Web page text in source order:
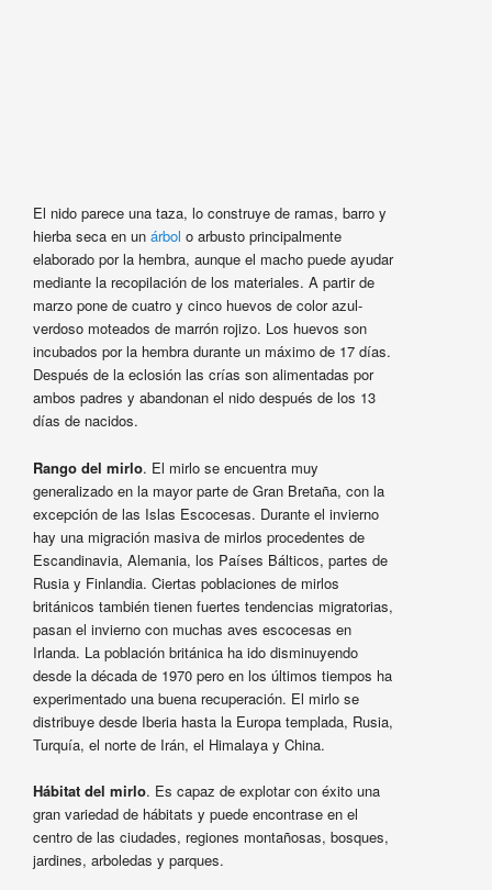
El nido parece una taza, lo construye de ramas, barro y
hierba seca en un árbol o arbusto principalmente
elaborado por la hembra, aunque el macho puede ayudar
mediante la recopilación de los materiales. A partir de
marzo pone de cuatro y cinco huevos de color azul-
verdoso moteados de marrón rojizo. Los huevos son
incubados por la hembra durante un máximo de 17 días.
Después de la eclosión las crías son alimentadas por
ambos padres y abandonan el nido después de los 13
días de nacidos.
Rango del mirlo. El mirlo se encuentra muy
generalizado en la mayor parte de Gran Bretaña, con la
excepción de las Islas Escocesas. Durante el invierno
hay una migración masiva de mirlos procedentes de
Escandinavia, Alemania, los Países Bálticos, partes de
Rusia y Finlandia. Ciertas poblaciones de mirlos
británicos también tienen fuertes tendencias migratorias,
pasan el invierno con muchas aves escocesas en
Irlanda. La población británica ha ido disminuyendo
desde la década de 1970 pero en los últimos tiempos ha
experimentado una buena recuperación. El mirlo se
distribuye desde Iberia hasta la Europa templada, Rusia,
Turquía, el norte de Irán, el Himalaya y China.
Hábitat del mirlo. Es capaz de explotar con éxito una
gran variedad de hábitats y puede encontrase en el
centro de las ciudades, regiones montañosas, bosques,
jardines, arboledas y parques.